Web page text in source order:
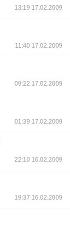
13:19 17.02.2009
11:40 17.02.2009
09:22 17.02.2009
01:39 17.02.2009
22:10 16.02.2009
19:37 16.02.2009